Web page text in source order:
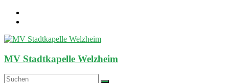
Zum
Inhalt
MV Stadtkapelle Welzheim